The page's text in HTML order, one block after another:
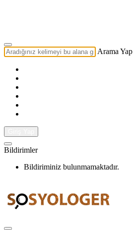
Arama Yap
Bildirimler
Bildiriminiz bulunmamaktadır.